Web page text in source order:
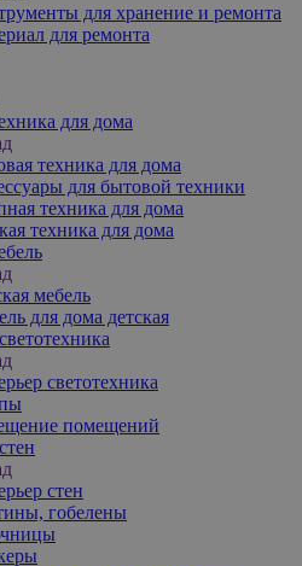
для хранение и ремонта
для ремонта
для дома
техника для дома
для бытовой техники
техника для дома
техника для дома
мебель
для дома детская
светотехника
помещений
стен
гобелены